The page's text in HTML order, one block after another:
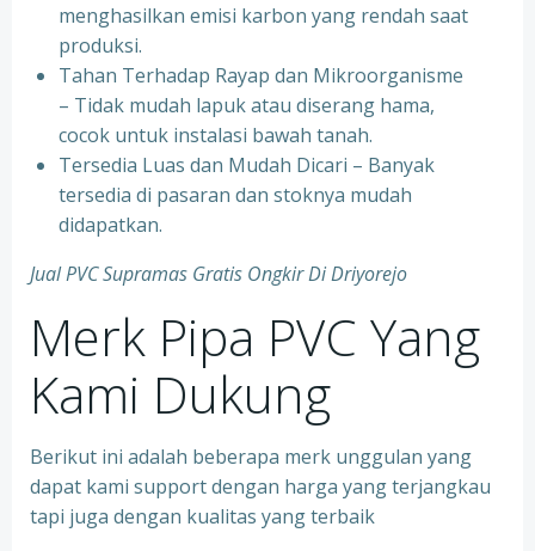
menghasilkan emisi karbon yang rendah saat
produksi.
Tahan Terhadap Rayap dan Mikroorganisme
– Tidak mudah lapuk atau diserang hama,
cocok untuk instalasi bawah tanah.
Tersedia Luas dan Mudah Dicari – Banyak
tersedia di pasaran dan stoknya mudah
didapatkan.
Jual PVC Supramas Gratis Ongkir Di Driyorejo
Merk Pipa PVC Yang
Kami Dukung
Berikut ini adalah beberapa merk unggulan yang
dapat kami support dengan harga yang terjangkau
tapi juga dengan kualitas yang terbaik